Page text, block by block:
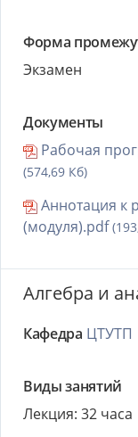
Форма
Экзамен
Документы
Рабочая
(574,69 Кб)
Аннотация к
(модуля).pdf
Алгебра и
Кафедра ЦТУТП
Виды занятий
Лекция: 32 часа